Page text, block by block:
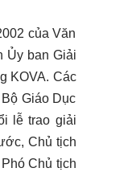
của Văn
Ủy ban Giải
KOVA. Các
Giáo Dục
lễ trao giải
Chủ tịch
Chủ tịch